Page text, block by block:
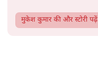
मुकेश कुमार की और स्टोरी पढ़ें